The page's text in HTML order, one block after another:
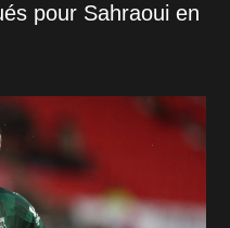
pour Sahraoui en